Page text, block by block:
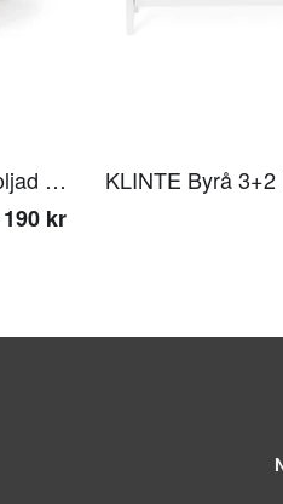
KLINTE bänk 45 cm oljad ek med Nojus ulltyg
kr